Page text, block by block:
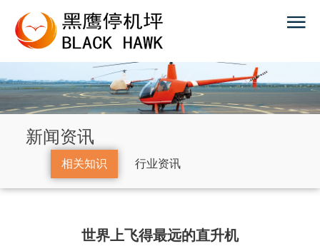
新闻资讯
相关知识 行业资讯
世界上飞得最远的直升机